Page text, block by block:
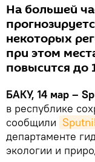
На большей
некоторых
при этом
повысится до
БАКУ, 14 мар –
в республике
сообщили
департаменте
экологии и